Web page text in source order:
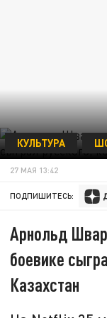
КУЛЬТУРА
27 МАЯ 13:42
ПОДПИШИТЕСЬ:
Арнольд
боевике
Казахстан